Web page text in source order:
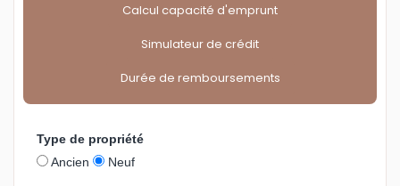
Calcul capacité d'emprunt
Simulateur de crédit
Durée de remboursements